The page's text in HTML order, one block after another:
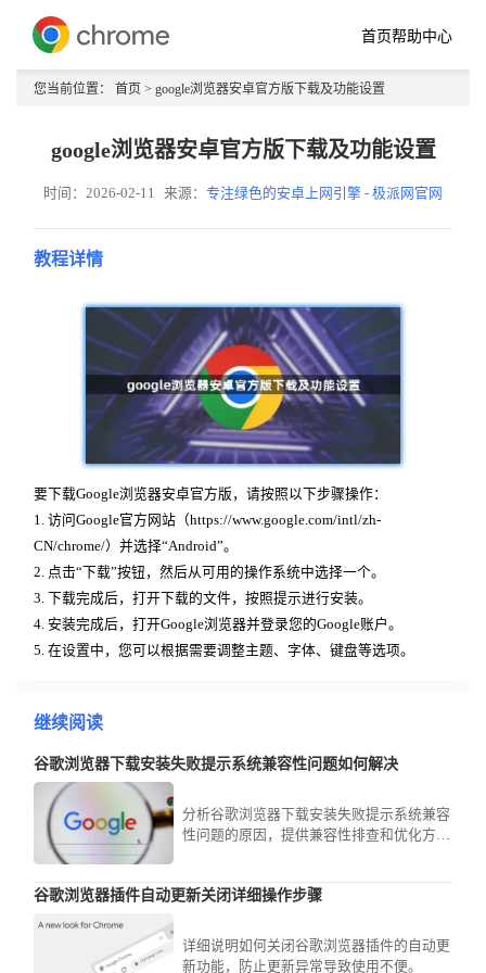
首页帮助中心
您当前位置： 首页 > google浏览器安卓官方版下载及功能设置
google浏览器安卓官方版下载及功能设置
时间：2026-02-11 来源：专注绿色的安卓上网引擎 - 极派网官网
教程详情
要下载Google浏览器安卓官方版，请按照以下步骤操作：
1. 访问Google官方网站（https://www.google.com/intl/zh-
CN/chrome/）并选择“Android”。
2. 点击“下载”按钮，然后从可用的操作系统中选择一个。
3. 下载完成后，打开下载的文件，按照提示进行安装。
4. 安装完成后，打开Google浏览器并登录您的Google账户。
5. 在设置中，您可以根据需要调整主题、字体、键盘等选项。
继续阅读
谷歌浏览器下载安装失败提示系统兼容性问题如何解决
分析谷歌浏览器下载安装失败提示系统兼容
性问题的原因，提供兼容性排查和优化方
谷歌浏览器插件自动更新关闭详细操作步骤
详细说明如何关闭谷歌浏览器插件的自动更
新功能，防止更新异常导致使用不便。